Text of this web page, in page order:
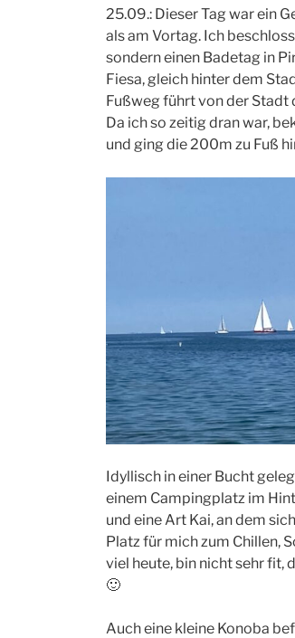
25.09.: Dieser Tag war ein
als am Vortag. Ich
sondern einen Badetag in
Fiesa, gleich hinter dem
Fußweg führt von der Stadt
Da ich so zeitig dran war,
und ging die 200m zu Fuß
Idyllisch in einer Bucht
einem Campingplatz im
und eine Art Kai, an dem
Platz für mich zum Chillen,
viel heute, bin nicht sehr fit,
🙂
Auch eine kleine Konoba